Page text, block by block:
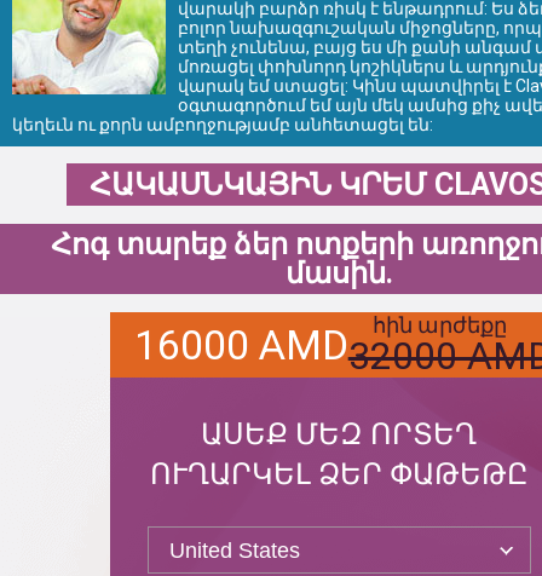
վարակի բարձր ռիսկ է ենթադրում: Ես
բոլոր նախազգուշական միջոցները,
տեղի չունենա, բայց ես մի քանի անգամ
մոռացել փոխնորդ կոշիկներս և
վարակ եմ ստացել: Կինս պատվիրել է
օգտագործում եմ այն ​​մեկ ամսից քիչ
կեղեւն ու քորն ամբողջությամբ անհետացել են:
ՀԱԿԱՍՆԿԱՅԻՆ ԿՐԵՄ
Հոգ տարեք ձեր ոտքերի
մասին.
16000 AMD հին արժեքը
32000
ԱՍԵՔ ՄԵԶ ՈՐՏԵՂ
ՈՒՂԱՐԿԵԼ ՁԵՐ ՓԱԹԵԹԸ